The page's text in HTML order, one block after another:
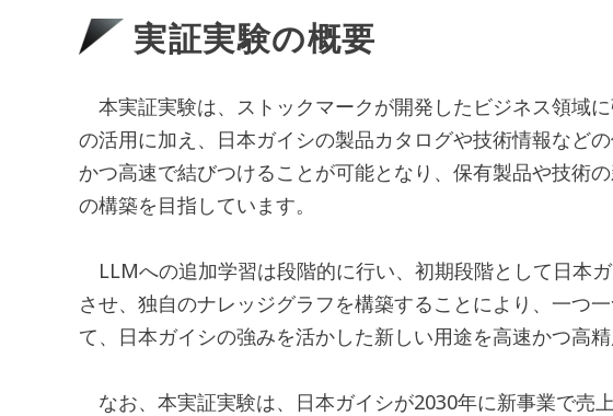
実証実験の概要
本実証実験は、ストックマークが開発したビジネス領
の活用に加え、日本ガイシの製品カタログや技術情報など
かつ高速で結びつけることが可能となり、保有製品や技術
の構築を目指しています。
LLMへの追加学習は段階的に行い、初期段階として日本
させ、独自のナレッジグラフを構築することにより、一つ
て、日本ガイシの強みを活かした新しい用途を高速かつ高
なお、本実証実験は、日本ガイシが2030年に新事業で売